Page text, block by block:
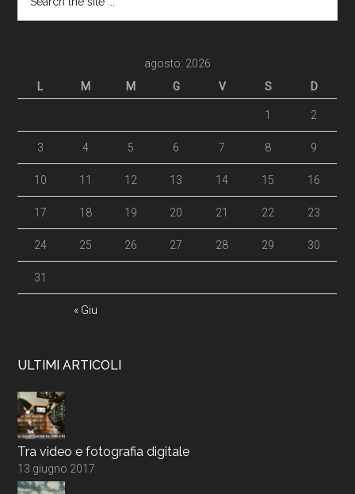
agosto: 2026
L
M M G V S D
« Giu
1 2
3 4 5 6 7 8 9
10 11 12 13 14 15 16
17 18 19 20 21 22 23
24 25 26 27 28 29 30
31
ULTIMI ARTICOLI
Tra video e fotografia digitale
13 giugno 2017